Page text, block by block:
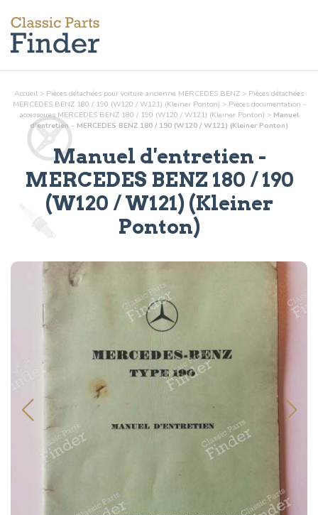
Accueil > Pièces détachées pour voiture ancienne MERCEDES BENZ > Pièces détachées
MERCEDES BENZ 180 / 190 (W120 / W121) (Kleiner Ponton) > Pièces documentation -
accessoiresMERCEDES BENZ 180 / 190 (W120 / W121) (Kleiner Ponton) > Manuel
d'entretien - MERCEDES BENZ 180 / 190 (W120 / W121) (Kleiner Ponton)
Manuel d'entretien -
MERCEDES BENZ 180 / 190
(W120 / W121) (Kleiner
Ponton)